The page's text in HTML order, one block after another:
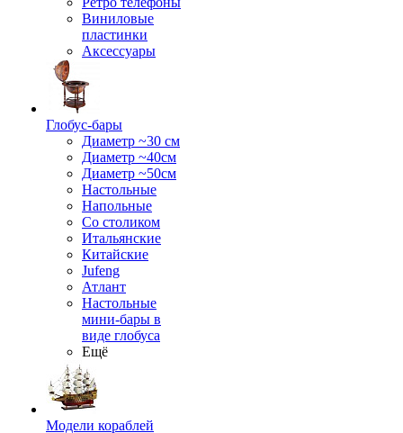
Виниловые
пластинки
Аксессуары
Глобус-бары
Диаметр ~30 см
Диаметр ~40см
Диаметр ~50см
Настольные
Напольные
Со столиком
Итальянские
Китайские
Jufeng
Атлант
Настольные
мини-бары в
виде глобуса
Ещё
Модели кораблей